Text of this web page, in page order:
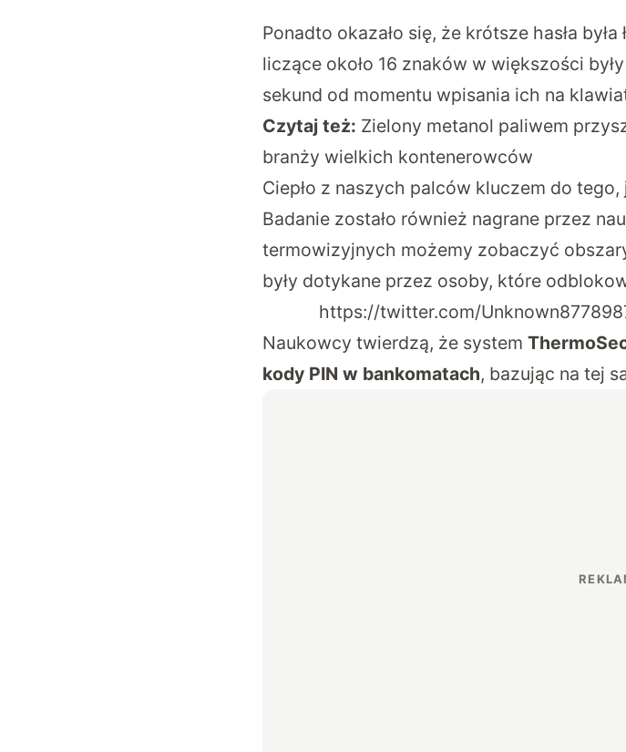
Ponadto okazało się, że krótsze hasła
liczące około 16 znaków w większości
sekund od momentu wpisania ich na
Czytaj też: Zielony metanol paliwem
branży wielkich kontenerowców
Ciepło z naszych palców kluczem do
Badanie zostało również nagrane przez
termowizyjnych możemy zobaczyć
były dotykane przez osoby, które
https://twitter.com/
Naukowcy twierdzą, że system
kody PIN w bankomatach, bazując na tej